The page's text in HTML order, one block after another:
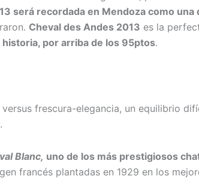
será recordada en Mendoza como
Cheval des Andes 2013 es la
por arriba de los 95ptos.
frescura-elegancia, un equilibrio
Blanc, uno de los más prestigiosos
francés plantadas en 1929 en los